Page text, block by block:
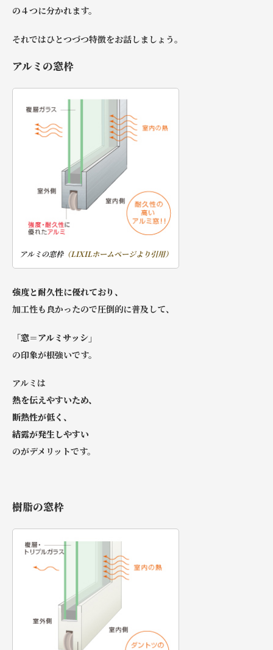
の４つに分かれます。
それではひとつづつ特徴をお話しましょう。
アルミの窓枠
アルミの窓枠（LIXILホームページより引用）
強度と耐久性に優れており、
加工性も良かったので圧倒的に普及して、
「窓＝アルミサッシ」
の印象が根強いです。
アルミは
熱を伝えやすいため、
断熱性が低く、
結露が発生しやすい
のがデメリットです。
樹脂の窓枠